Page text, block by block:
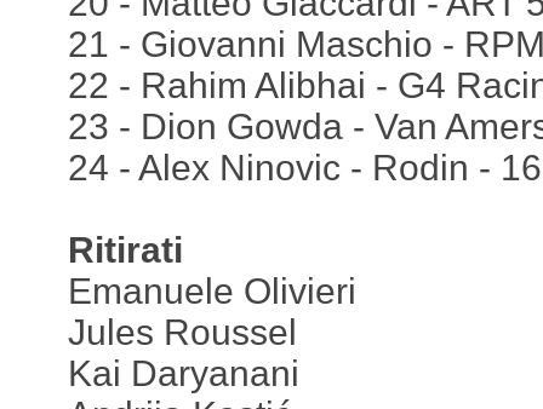
21 - Giovanni Maschio -
22 - Rahim Alibhai - G4
23 - Dion Gowda - Van
24 - Alex Ninovic - Rodin -
Ritirati
Emanuele Olivieri
Jules Roussel
Kai Daryanani